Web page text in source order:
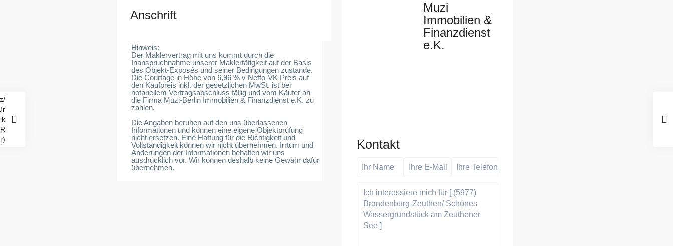
Anschrift
Hinweis:
Der Maklervertrag mit uns kommt durch die
Inanspruchnahme unserer Maklertätigkeit auf der Basis
des Objekt-Exposés und seiner Bedingungen zustande.
Die Courtage in Höhe von 6,96 % v Netto-VK Preis auf
den Kaufpreis inkl. der gesetzlichen MwSt. ist bei
notariellem Vertragsabschluss fällig und vom Käufer an
die Firma Muzi-Berlin Immobilien & Finanzdienst e.K. zu
zahlen.
Die Angaben beruhen auf den uns überlassenen
Informationen und können eine eigene Objektprüfung
nicht ersetzen. Eine Haftung für die Richtigkeit und
Vollständigkeit können wir nicht übernehmen. Irrtum und
Änderungen der Informationen behalten wir uns
ausdrücklich vor. Wir können deshalb keine Gewähr dafür
übernehmen.
Muzi
Immobilien &
Finanzdienst
e.K.
Kontakt